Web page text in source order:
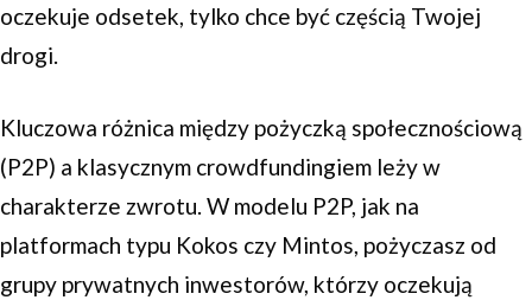
oczekuje odsetek, tylko chce być częścią Twojej
drogi.
Kluczowa różnica między pożyczką społecznościową
(P2P) a klasycznym crowdfundingiem leży w
charakterze zwrotu. W modelu P2P, jak na
platformach typu Kokos czy Mintos, pożyczasz od
grupy prywatnych inwestorów, którzy oczekują